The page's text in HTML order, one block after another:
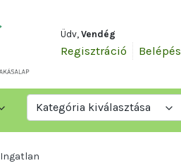
Üdv, Vendég
Regisztráció Belépés
Kategória kiválasztása
Ingatlan